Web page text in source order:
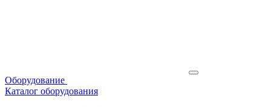
Оборудование
Каталог оборудования